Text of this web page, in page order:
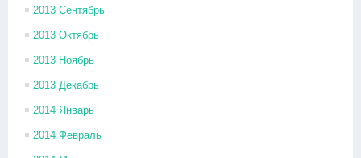
2013 Сентябрь
2013 Октябрь
2013 Ноябрь
2013 Декабрь
2014 Январь
2014 Февраль